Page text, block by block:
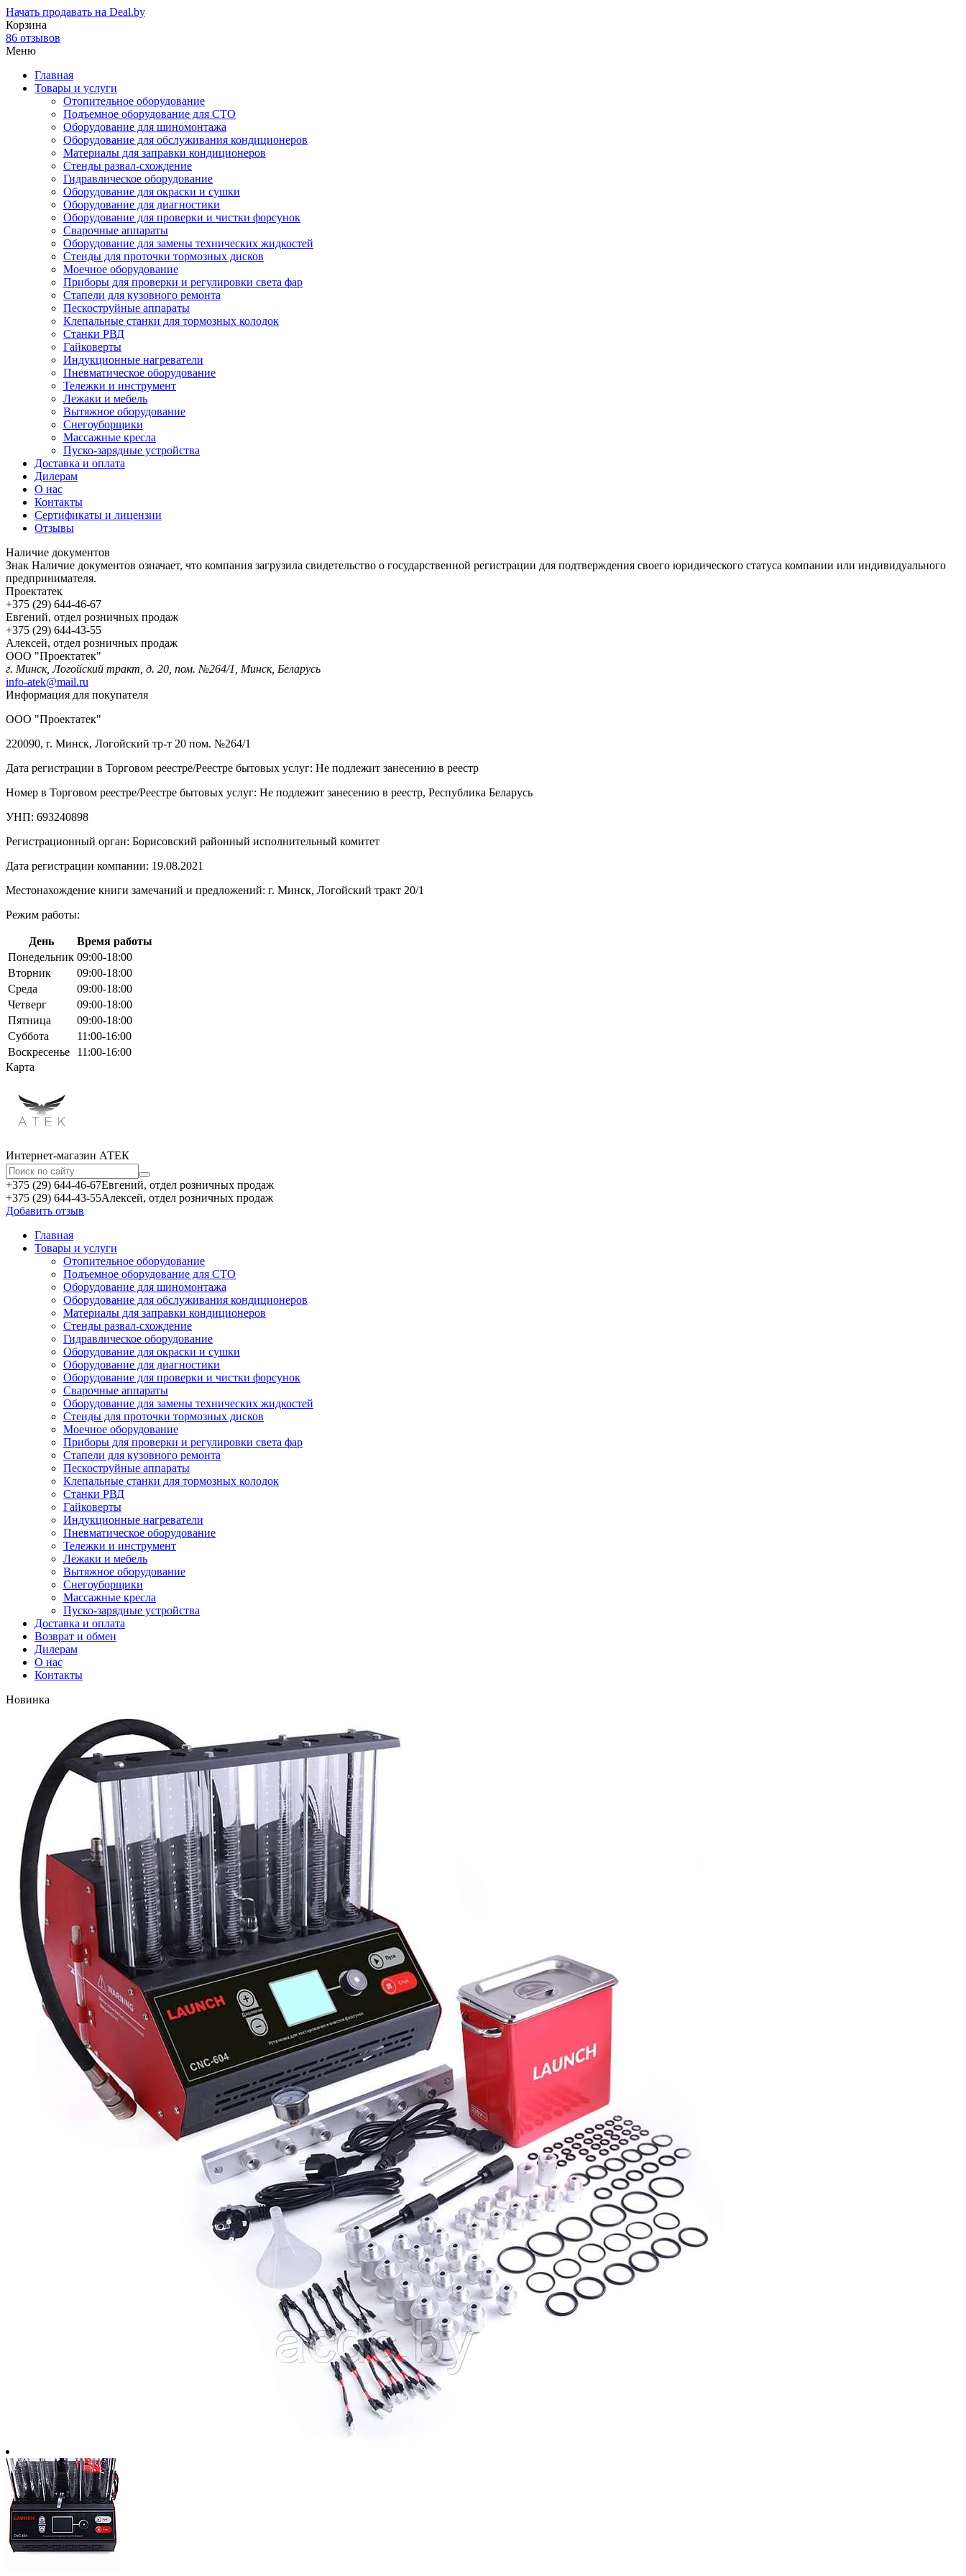
Начать продавать на Deal.by
Корзина
86 отзывов
Меню
Главная
Товары и услуги
Отопительное оборудование
Подъемное оборудование для СТО
Оборудование для шиномонтажа
Оборудование для обслуживания кондиционеров
Материалы для заправки кондиционеров
Стенды развал-схождение
Гидравлическое оборудование
Оборудование для окраски и сушки
Оборудование для диагностики
Оборудование для проверки и чистки форсунок
Сварочные аппараты
Оборудование для замены технических жидкостей
Стенды для проточки тормозных дисков
Моечное оборудование
Приборы для проверки и регулировки света фар
Стапели для кузовного ремонта
Пескоструйные аппараты
Клепальные станки для тормозных колодок
Станки РВД
Гайковерты
Индукционные нагреватели
Пневматическое оборудование
Тележки и инструмент
Лежаки и мебель
Вытяжное оборудование
Снегоуборщики
Массажные кресла
Пуско-зарядные устройства
Доставка и оплата
Дилерам
О нас
Контакты
Сертификаты и лицензии
Отзывы
Наличие документов
Знак Наличие документов означает, что компания загрузила свидетельство о государственной регистрации для подтверждения своего юридического статуса компании или индивидуального
предпринимателя.
Проектатек
+375 (29) 644-46-67
Евгений, отдел розничных продаж
+375 (29) 644-43-55
Алексей, отдел розничных продаж
ООО "Проектатек"
г. Минск, Логойский тракт, д. 20, пом. №264/1, Минск, Беларусь
info-atek@mail.ru
Информация для покупателя
ООО "Проектатек"
220090, г. Минск, Логойский тр-т 20 пом. №264/1
Дата регистрации в Торговом реестре/Реестре бытовых услуг: Не подлежит занесению в реестр
Номер в Торговом реестре/Реестре бытовых услуг: Не подлежит занесению в реестр, Республика Беларусь
УНП: 693240898
Регистрационный орган: Борисовский районный исполнительный комитет
Дата регистрации компании: 19.08.2021
Местонахождение книги замечаний и предложений: г. Минск, Логойский тракт 20/1
Режим работы:
День
Время работы
Понедельник 09:00-18:00
Вторник
09:00-18:00
Среда
09:00-18:00
Четверг
09:00-18:00
Пятница
09:00-18:00
Суббота
11:00-16:00
Воскресенье
11:00-16:00
Карта
Интернет-магазин АТЕКㅤ
+375 (29) 644-46-67Евгений, отдел розничных продаж
+375 (29) 644-43-55Алексей, отдел розничных продаж
Добавить отзыв
Главная
Товары и услуги
Отопительное оборудование
Подъемное оборудование для СТО
Оборудование для шиномонтажа
Оборудование для обслуживания кондиционеров
Материалы для заправки кондиционеров
Стенды развал-схождение
Гидравлическое оборудование
Оборудование для окраски и сушки
Оборудование для диагностики
Оборудование для проверки и чистки форсунок
Сварочные аппараты
Оборудование для замены технических жидкостей
Стенды для проточки тормозных дисков
Моечное оборудование
Приборы для проверки и регулировки света фар
Стапели для кузовного ремонта
Пескоструйные аппараты
Клепальные станки для тормозных колодок
Станки РВД
Гайковерты
Индукционные нагреватели
Пневматическое оборудование
Тележки и инструмент
Лежаки и мебель
Вытяжное оборудование
Снегоуборщики
Массажные кресла
Пуско-зарядные устройства
Доставка и оплата
Возврат и обмен
Дилерам
О нас
Контакты
Новинка